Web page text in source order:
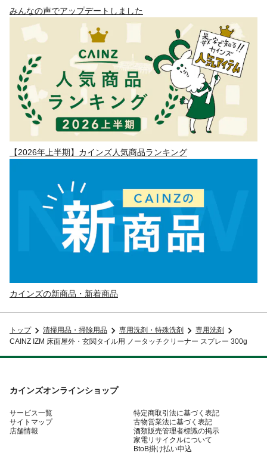
みんなの声でアップデートしました
【2026年上半期】カインズ人気商品ランキング
カインズの新商品・新着商品
トップ 清掃用品・掃除用品 専用洗剤・特殊洗剤
専用洗剤
CAINZ IZM 床面屋外・玄関タイル用 ノータッチクリーナー スプレー 300g
カインズオンラインショップ
サービス一覧
サイトマップ
店舗情報
特定商取引法に基づく表記
古物営業法に基づく表記
酒類販売管理者標識の掲示
家電リサイクルについて
BtoB掛け払い申込